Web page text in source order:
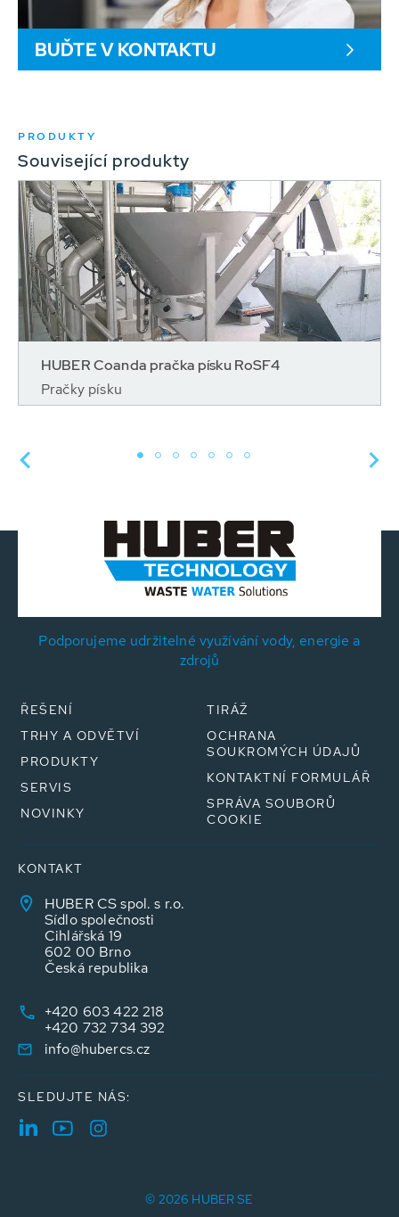
BUĎTE V KONTAKTU
PRODUKTY
Související produkty
HUBER Coanda pračka písku RoSF4
Pračky písku
Podporujeme udržitelné využívání vody, energie a
zdrojů
ŘEŠENÍ
TRHY A ODVĚTVÍ
PRODUKTY
SERVIS
NOVINKY
TIRÁŽ
OCHRANA
SOUKROMÝCH ÚDAJŮ
KONTAKTNÍ FORMULÁŘ
SPRÁVA SOUBORŮ
COOKIE
KONTAKT
HUBER CS spol. s r.o.
Sídlo společnosti
Cihlářská 19
602 00 Brno
Česká republika
+420 603 422 218
+420 732 734 392
info@hubercs.cz
SLEDUJTE NÁS:
© 2026 HUBER SE